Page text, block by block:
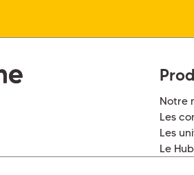
Notre
Les
Les
Le Hub